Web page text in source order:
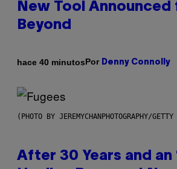
New Tool Announced
Beyond
hace 40 minutosPor Denny Connolly
(PHOTO BY JEREMYCHANPHOTOGRAPHY/
After 30 Years and an